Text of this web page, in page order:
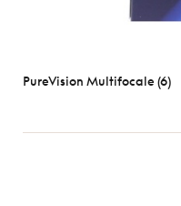
PureVision Multifocale (6)